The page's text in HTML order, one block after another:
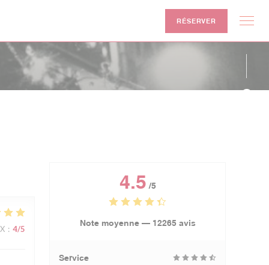
RÉSERVER
: 4/5
4.5 /5
Note moyenne — 12265 avis
Service